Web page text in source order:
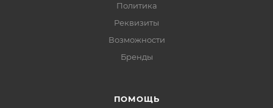
Политика
Реквизиты
Возможности
Бренды
ПОМОЩЬ